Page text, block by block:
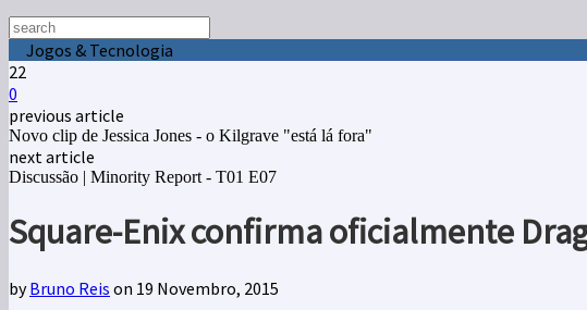
Jogos & Tecnologia
22
0
previous article
Novo clip de Jessica Jones - o Kilgrave "está lá fora"
next article
Discussão | Minority Report - T01 E07
Square-Enix confirma oficialmente
byBruno Reis on 19 Novembro, 2015